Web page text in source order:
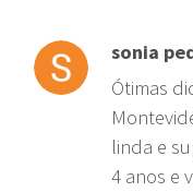
sonia
Ótimas
linda e
4 anos e